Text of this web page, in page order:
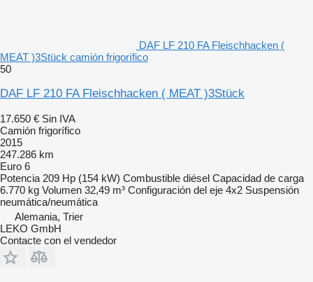
DAF LF 210 FA Fleischhacken (
MEAT )3Stück camión frigorífico
50
DAF LF 210 FA Fleischhacken ( MEAT )3Stück
17.650 € Sin IVA
Camión frigorífico
2015
247.286 km
Euro 6
Potencia 209 Hp (154 kW) Combustible diésel Capacidad de carga
6.770 kg Volumen 32,49 m³ Configuración del eje 4x2 Suspensión
neumática/neumática
Alemania, Trier
LEKO GmbH
Contacte con el vendedor